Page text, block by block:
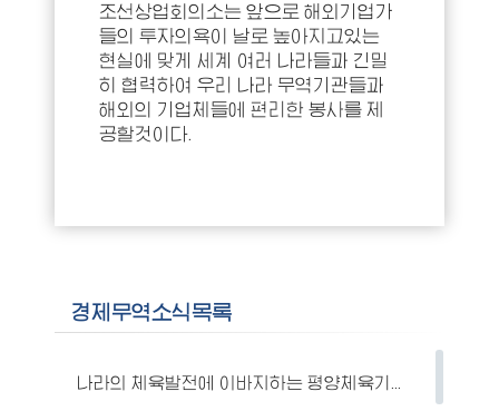
조선상업회의소는 앞으로 해외기업가
들의 투자의욕이 날로 높아지고있는
현실에 맞게 세계 여러 나라들과 긴밀
히 협력하여 우리 나라 무역기관들과
해외의 기업체들에 편리한 봉사를 제
공할것이다.
경제무역소식목록
나라의 체육발전에 이바지하는 평양체육기자재공장